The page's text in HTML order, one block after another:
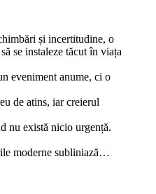
și incertitudine, o
se instaleze tăcut în viața
eveniment anume, ci o
de atins, iar creierul
nu există nicio urgență.
moderne subliniază…